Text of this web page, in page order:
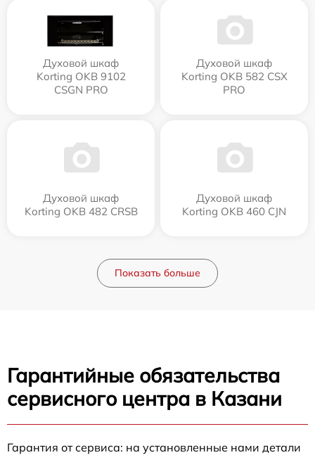
Духовой шкаф
Korting OKB 9102
CSGN PRO
Духовой шкаф
Korting OKB 582 CSX
PRO
Духовой шкаф
Korting OKB 482 CRSB
Духовой шкаф
Korting OKB 460 CJN
Показать больше
Гарантийные обязательства
сервисного центра в Казани
Гарантия от сервиса: на установленные нами детали